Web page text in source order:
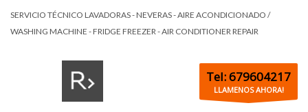
SERVICIO TÉCNICO LAVADORAS - NEVERAS - AIRE ACONDICIONADO /
WASHING MACHINE - FRIDGE FREEZER - AIR CONDITIONER REPAIR
Tel: 679604217
LLAMENOS AHORA!